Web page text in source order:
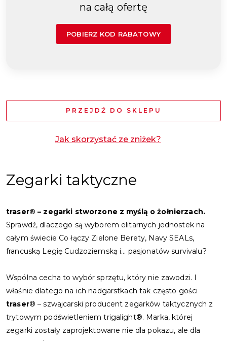
na całą ofertę
POBIERZ KOD RABATOWY
PRZEJDŹ DO SKLEPU
Jak skorzystać ze zniżek?
Zegarki taktyczne
traser® – zegarki stworzone z myślą o żołnierzach.
Sprawdź, dlaczego są wyborem elitarnych jednostek na
całym świecie Co łączy Zielone Berety, Navy SEALs,
francuską Legię Cudzoziemską i... pasjonatów survivalu?
Wspólna cecha to wybór sprzętu, który nie zawodzi. I
właśnie dlatego na ich nadgarstkach tak często gości
traser® – szwajcarski producent zegarków taktycznych z
trytowym podświetleniem trigalight®. Marka, której
zegarki zostały zaprojektowane nie dla pokazu, ale dla